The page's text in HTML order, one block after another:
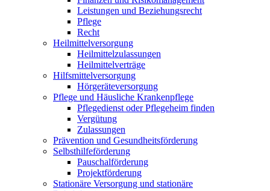
Leistungen und Beziehungsrecht
Pflege
Recht
Heilmittelversorgung
Heilmittelzulassungen
Heilmittelverträge
Hilfsmittelversorgung
Hörgeräteversorgung
Pflege und Häusliche Krankenpflege
Pflegedienst oder Pflegeheim finden
Vergütung
Zulassungen
Prävention und Gesundheitsförderung
Selbsthilfeförderung
Pauschalförderung
Projektförderung
Stationäre Versorgung und stationäre